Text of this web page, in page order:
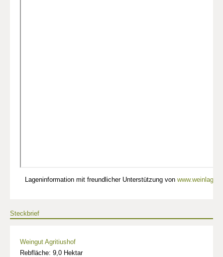
Lageninformation mit freundlicher Unterstützung von
Steckbrief
Weingut Agritiushof
Rebfläche: 9,0 Hektar